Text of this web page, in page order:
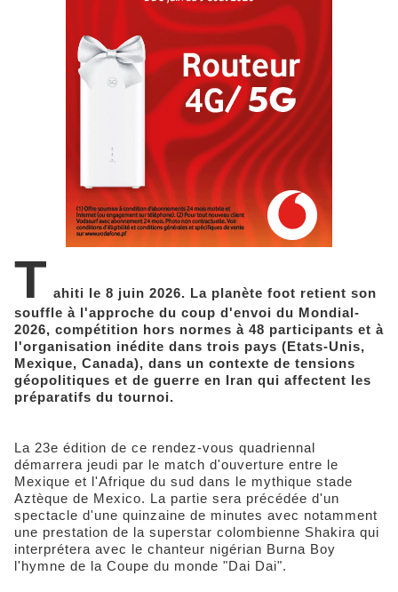
T ahiti le 8 juin 2026. La planète foot retient son
souffle à l'approche du coup d'envoi du Mondial-
2026, compétition hors normes à 48 participants et à
l'organisation inédite dans trois pays (Etats-Unis,
Mexique, Canada), dans un contexte de tensions
géopolitiques et de guerre en Iran qui affectent les
préparatifs du tournoi.
La 23e édition de ce rendez-vous quadriennal
démarrera jeudi par le match d'ouverture entre le
Mexique et l'Afrique du sud dans le mythique stade
Aztèque de Mexico. La partie sera précédée d'un
spectacle d'une quinzaine de minutes avec notamment
une prestation de la superstar colombienne Shakira qui
interprétera avec le chanteur nigérian Burna Boy
l'hymne de la Coupe du monde "Dai Dai".